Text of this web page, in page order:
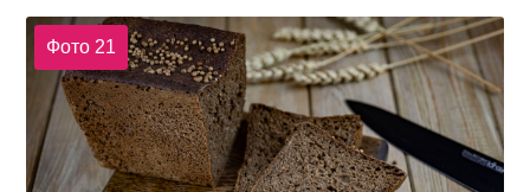
Фото 21